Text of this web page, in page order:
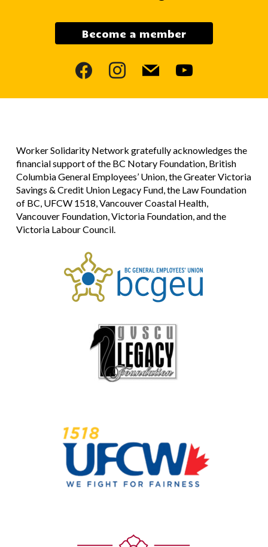
Become a member
facebookinstagram
mail youtube
Worker Solidarity Network gratefully acknowledges the
financial support of the BC Notary Foundation, British
Columbia General Employees’ Union, the Greater Victoria
Savings & Credit Union Legacy Fund, the Law Foundation
of BC, UFCW 1518, Vancouver Coastal Health,
Vancouver Foundation, Victoria Foundation, and the
Victoria Labour Council.